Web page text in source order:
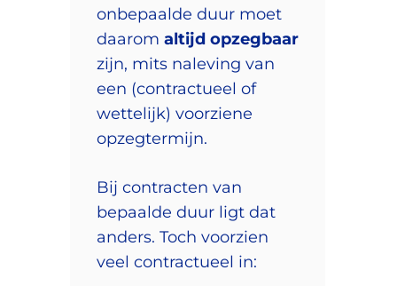
onbepaalde duur moet
daarom altijd opzegbaar
zijn, mits naleving van
een (contractueel of
wettelijk) voorziene
opzegtermijn.
Bij contracten van
bepaalde duur ligt dat
anders. Toch voorzien
veel contractueel in: